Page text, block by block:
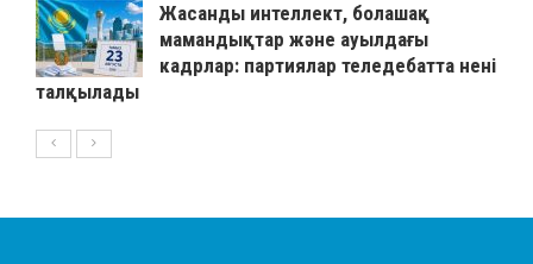
Жасанды интеллект, болашақ
мамандықтар және ауылдағы
кадрлар: партиялар теледебатта нені
талқылады